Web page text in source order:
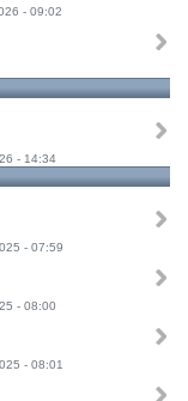
- 09:02
- 14:34
- 07:59
- 08:00
- 08:01